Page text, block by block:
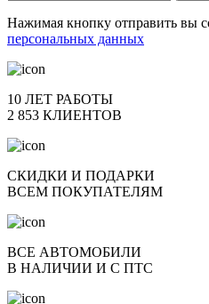
Нажимая кнопку отправить вы
персональных данных
10 ЛЕТ РАБОТЫ
2 853 КЛИЕНТОВ
СКИДКИ И ПОДАРКИ
ВСЕМ ПОКУПАТЕЛЯМ
ВСЕ АВТОМОБИЛИ
В НАЛИЧИИ И С ПТС